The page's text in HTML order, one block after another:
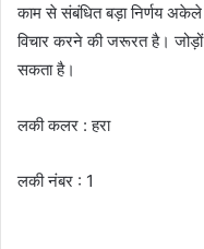
काम से संबंधित बड़ा निर्णय अकेले
विचार करने की जरूरत है।
सकता है।
लकी कलर : हरा
लकी नंबर : 1